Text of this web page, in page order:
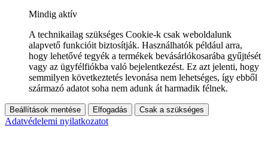
Mindig aktív
A technikailag szükséges Cookie-k csak weboldalunk
alapvető funkcióit biztosítják. Használhatók például arra,
hogy lehetővé tegyék a termékek bevásárlókosarába gyűjtését
vagy az ügyfélfiókba való bejelentkezést. Ez azt jelenti, hogy
semmilyen következtetés levonása nem lehetséges, így ebből
származó adatot soha nem adunk át harmadik félnek.
Beállítások mentése Elfogadás Csak a szükséges
Adatvédelemi nyilatkozatot